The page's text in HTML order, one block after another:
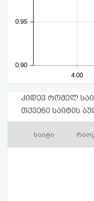
4:00
0.90
0.95
კიდევ რომელ
თქვენი საიტის
საიტი